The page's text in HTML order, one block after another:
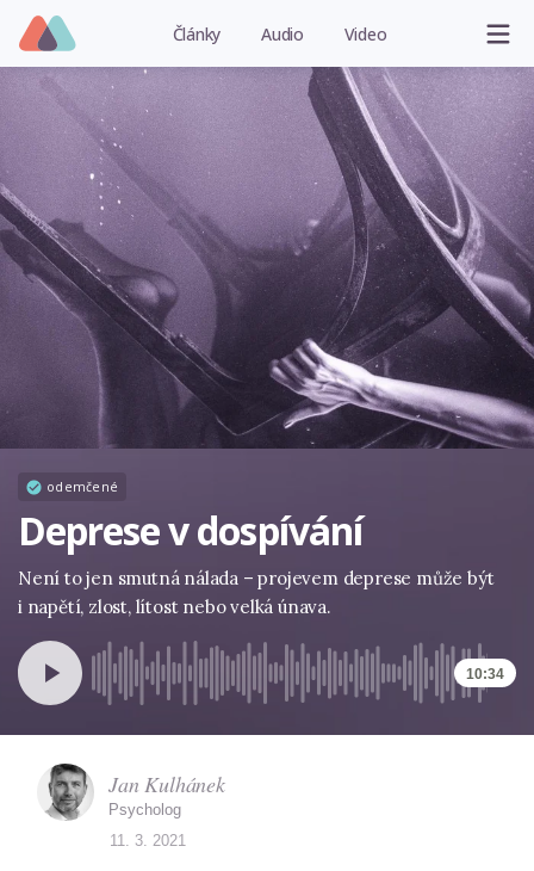
Články Audio Video
odemčené
Deprese v dospívání
Není to jen smutná nálada – projevem deprese může být
i napětí, zlost, lítost nebo velká únava.
10:34
Jan Kulhánek
Psycholog
11. 3. 2021